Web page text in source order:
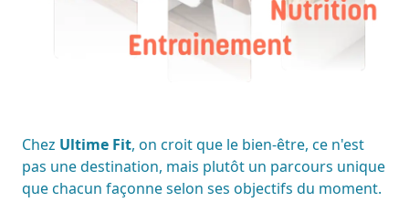
Chez Ultime Fit, on croit que le bien-être, ce n'est
pas une destination, mais plutôt un parcours unique
que chacun façonne selon ses objectifs du moment.